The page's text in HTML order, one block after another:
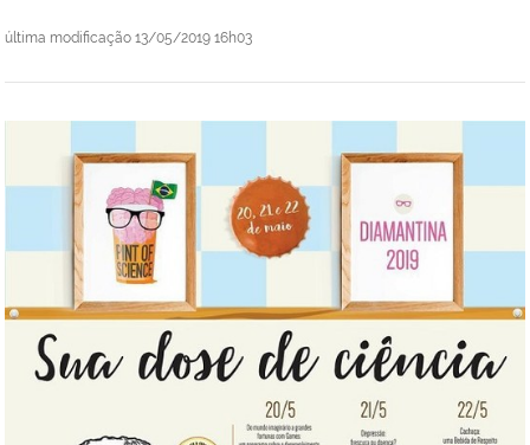
última modificação 13/05/2019 16h03